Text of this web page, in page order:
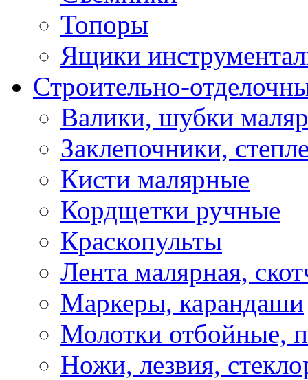
Топоры
Ящики
Строительно-
Валики, шубки
Заклепочники,
Кисти малярные
Кордщетки ручные
Краскопульты
Лента малярная,
Маркеры, карандаши
Молотки отбойные,
Ножи, лезвия,